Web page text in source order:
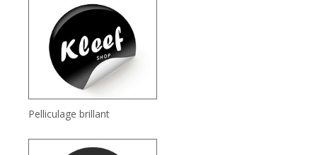
Pelliculage brillant